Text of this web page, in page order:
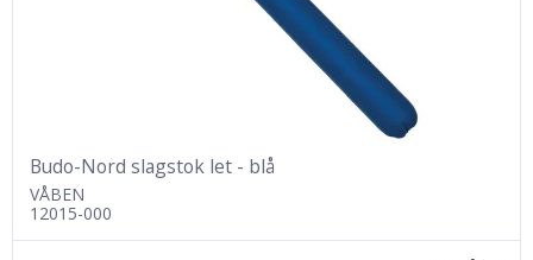
Budo-Nord slagstok let - blå
VÅBEN
12015-000